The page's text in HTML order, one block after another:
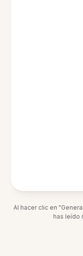
Al hacer clic en
has leído